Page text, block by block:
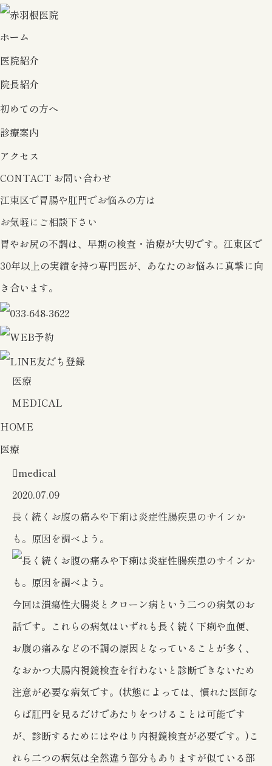
ホーム
医院紹介
院長紹介
初めての方へ
診療案内
アクセス
CONTACT お問い合わせ
江東区で胃腸や肛門でお悩みの方は
お気軽にご相談下さい
胃やお尻の不調は、早期の検査・治療が大切です。 江東区で
30年以上の実績を持つ専門医が、 あなたのお悩みに真摯に向
き合います。
医療
MEDICAL
HOME
医療
medical
2020.07.09
長く続くお腹の痛みや下痢は炎症性腸疾患のサインか
も。原因を調べよう。
今回は潰瘍性大腸炎とクローン病という二つの病気のお
話です。これらの病気はいずれも長く続く下痢や血便、
お腹の痛みなどの不調の原因となっていることが多く、
なおかつ大腸内視鏡検査を行わないと診断できないため
注意が必要な病気です。(状態によっては、慣れた医師な
らば肛門を見るだけであたりをつけることは可能です
が、診断するためにはやはり内視鏡検査が必要です。)こ
れら二つの病気は全然違う部分もありますが似ている部